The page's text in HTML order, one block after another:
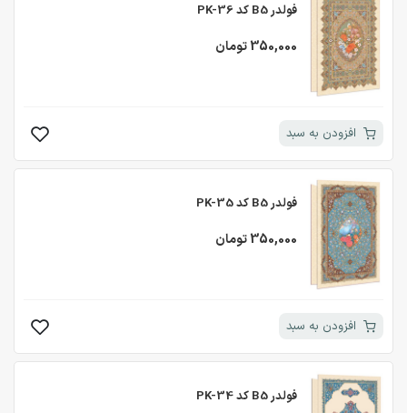
فولدر B5 کد PK-36
350,000 تومان
افزودن به سبد
فولدر B5 کد PK-35
350,000 تومان
افزودن به سبد
فولدر B5 کد PK-34